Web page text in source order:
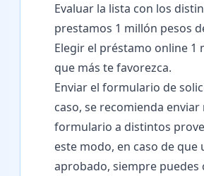
Evaluar la lista con los
prestamos 1 millón pesos
Elegir el préstamo online 1
que más te favorezca.
Enviar el formulario de
caso, se recomienda enviar
formulario a distintos
este modo, en caso de que
aprobado, siempre puedes